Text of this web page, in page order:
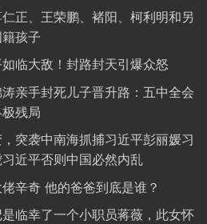
正、王荣鹏、褚阳、柯利明和另
孩子
临大敌！封路封天引爆众怒
亲手封死儿子晋升路：五中全会
残局
突袭中南海抓捕习近平彭丽媛习
近平否则中国必然内乱
辛奇 他的爸爸到底是谁？
临幸了一个小职员蒋薇，此女怀